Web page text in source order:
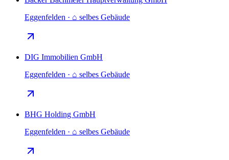
Eggenfelden · ⌂ selbes Gebäude
DIG Immobilien GmbH
Eggenfelden · ⌂ selbes Gebäude
BHG Holding GmbH
Eggenfelden · ⌂ selbes Gebäude